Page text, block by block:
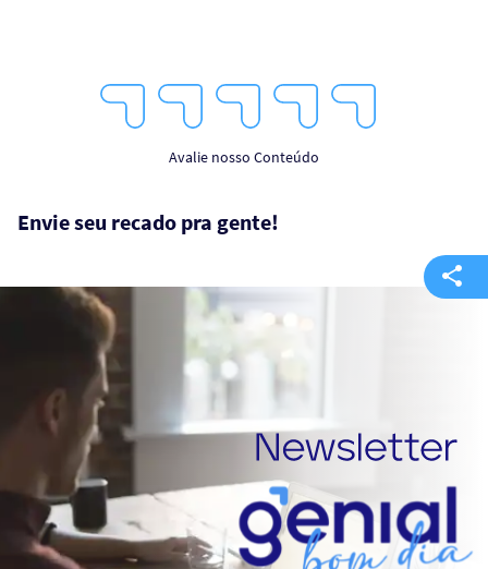
Stars Stars
Avalie nosso Conteúdo
Envie seu recado pra gente!